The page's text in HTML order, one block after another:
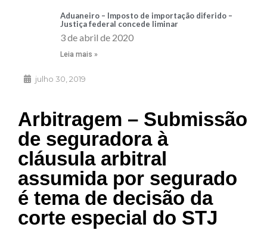
julho 30, 2019
Arbitragem – Submissão
de seguradora à
cláusula arbitral
assumida por segurado
é tema de decisão da
corte especial do STJ
Aduaneiro – Imposto de importação diferido –
Justiça federal concede liminar
3 de abril de 2020
Leia mais »